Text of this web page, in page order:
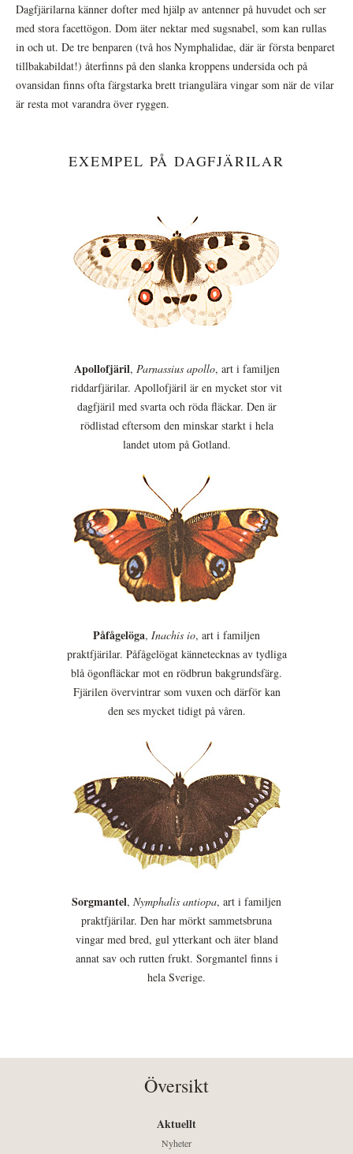
Dagfjärilarna känner dofter med hjälp av antenner på huvudet och ser
med stora facettögon. Dom äter nektar med sugsnabel, som kan rullas
in och ut. De tre benparen (två hos Nymphalidae, där är första benparet
tillbakabildat!) återfinns på den slanka kroppens undersida och på
ovansidan finns ofta färgstarka brett triangulära vingar som när de vilar
är resta mot varandra över ryggen.
EXEMPEL PÅ DAGFJÄRILAR
Apollofjäril, Parnassius apollo, art i familjen
riddarfjärilar. Apollofjäril är en mycket stor vit
dagfjäril med svarta och röda fläckar. Den är
rödlistad eftersom den minskar starkt i hela
landet utom på Gotland.
Påfågelöga, Inachis io, art i familjen
praktfjärilar. Påfågelögat kännetecknas av tydliga
blå ögonfläckar mot en rödbrun bakgrundsfärg.
Fjärilen övervintrar som vuxen och därför kan
den ses mycket tidigt på våren.
Sorgmantel, Nymphalis antiopa, art i familjen
praktfjärilar. Den har mörkt sammetsbruna
vingar med bred, gul ytterkant och äter bland
annat sav och rutten frukt. Sorgmantel finns i
hela Sverige.
Översikt
Aktuellt
Nyheter